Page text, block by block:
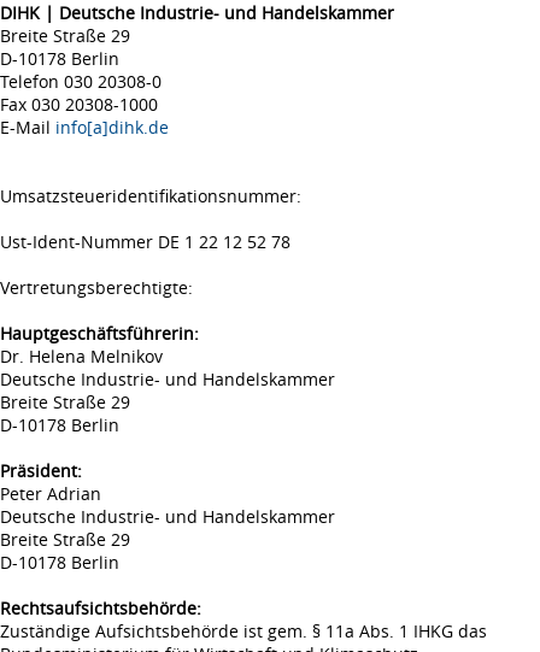
DIHK | Deutsche Industrie- und Handelskammer
Breite Straße 29
D-10178 Berlin
Telefon 030 20308-0
Fax 030 20308-1000
E-Mail info[a]dihk.de
Umsatzsteueridentifikationsnummer:
Ust-Ident-Nummer DE 1 22 12 52 78
Vertretungsberechtigte:
Hauptgeschäftsführerin:
Dr. Helena Melnikov
Deutsche Industrie- und Handelskammer
Breite Straße 29
D-10178 Berlin
Präsident:
Peter Adrian
Deutsche Industrie- und Handelskammer
Breite Straße 29
D-10178 Berlin
Rechtsaufsichtsbehörde:
Zuständige Aufsichtsbehörde ist gem. § 11a Abs. 1 IHKG das